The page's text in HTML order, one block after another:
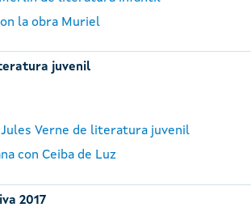
la obra Muriel
juvenil
Jules Verne de literatura juvenil
con Ceiba de Luz
2017